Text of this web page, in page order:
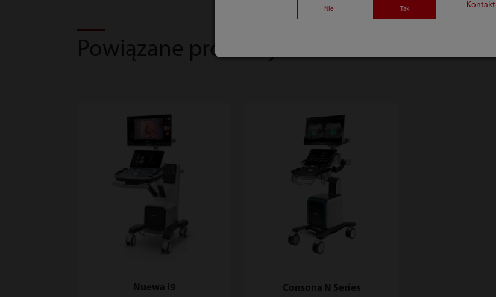
Powiązane produkty
Nuewa I9 Consona N Series
Nie Tak Kontakt